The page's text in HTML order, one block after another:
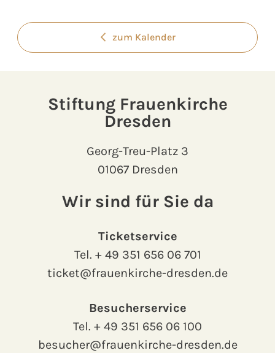
zum Kalender
Stiftung Frauenkirche
Dresden
Georg-Treu-Platz 3
01067 Dresden
Wir sind für Sie da
Ticketservice
Tel. + 49 351 656 06 701
ticket@frauenkirche-dresden.de
Besucherservice
Tel. + 49 351 656 06 100
besucher@frauenkirche-dresden.de